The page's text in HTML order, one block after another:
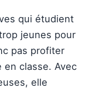
qui étudient
jeunes pour
pas profiter
en classe. Avec
elle